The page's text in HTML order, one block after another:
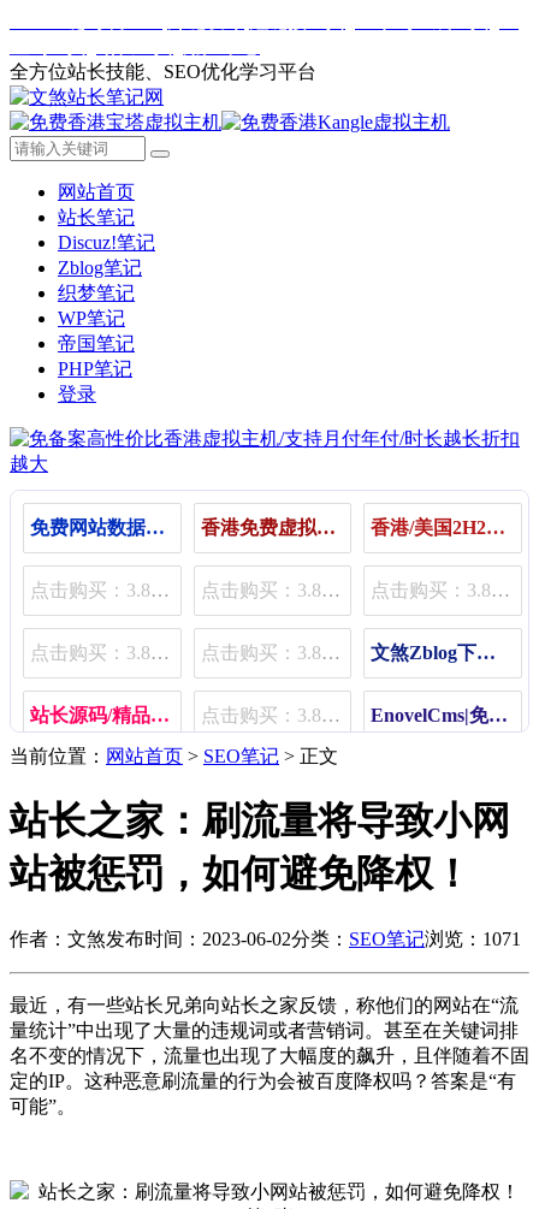
全方位站长技能、SEO优化学习平台
网站首页
站长笔记
Discuz!笔记
Zblog笔记
织梦笔记
WP笔记
帝国笔记
PHP笔记
登录
免费网站数据统计 香港免费虚拟主机（Kangle，宝塔主机） 香港/美国2H2G云服务器25月起
点击购买：3.80元/月 | 11.80元/季 | 48.80元/年 点击购买：3.80元/月 | 11.80元/季 | 48.80元/年 点击购买：3.80元/月 | 11.80元/季 | 48.80元/年
点击购买：3.80元/月 | 11.80元/季 | 48.80元/年 点击购买：3.80元/月 | 11.80元/季 | 48.80元/年 文煞Zblog下载插件（限速、限用户组、限费）
站长源码/精品源码/插件免费下载 点击购买：3.80元/月 | 11.80元/季 | 48.80元/年 EnovelCms|免费小说程序
当前位置： 网站首页 > SEO笔记 > 正文
站长之家：刷流量将导致小网
站被惩罚，如何避免降权！
作者：文煞发布时间：2023-06-02分类： SEO笔记浏览：1071
最近，有一些站长兄弟向站长之家反馈，称他们的网站在“流
量统计”中出现了大量的违规词或者营销词。甚至在关键词排
名不变的情况下，流量也出现了大幅度的飙升，且伴随着不固
定的IP。这种恶意刷流量的行为会被百度降权吗？答案是“有
可能”。